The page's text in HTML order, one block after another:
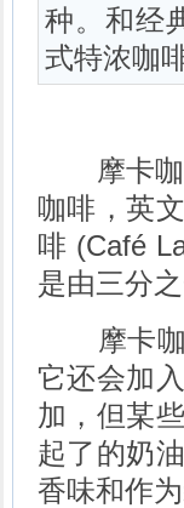
种。和经
式特浓咖
摩卡咖
咖啡，英
啡 (Café
是由三分
摩卡咖
它还会加
加，但某
起了的奶
香味和作